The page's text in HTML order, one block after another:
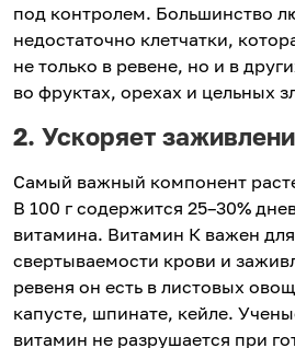
под контролем. Большинство
недостаточно клетчатки,
не только в ревене, но и в
во фруктах, орехах и цельных
2. Ускоряет
Самый важный компонент
В 100 г содержится 25–30%
витамина. Витамин К важен
свертываемости крови и
ревеня он есть в листовых
капусте, шпинате, кейле.
витамин не разрушается при